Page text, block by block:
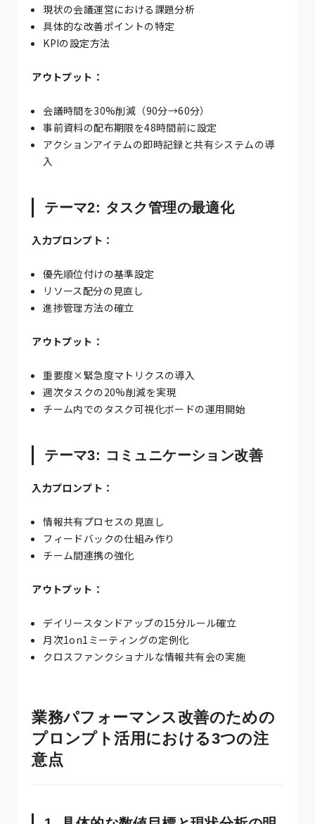
現状の会議運営における課題分析
具体的な改善ポイントの特定
KPIの設定方法
アウトプット：
会議時間を30%削減（90分→60分）
事前資料の配布期限を48時間前に設定
アクションアイテムの即時記録と共有システムの導
入
テーマ2: タスク管理の最適化
入力プロンプト：
優先順位付けの基準設定
リソース配分の見直し
進捗管理方法の確立
アウトプット：
重要度×緊急度マトリクスの導入
週次タスクの20%削減を実現
チーム内でのタスク可視化ボードの運用開始
テーマ3: コミュニケーション改善
入力プロンプト：
情報共有プロセスの見直し
フィードバックの仕組み作り
チーム間連携の強化
アウトプット：
デイリースタンドアップの15分ルール確立
月次1on1ミーティングの定例化
クロスファンクショナルな情報共有会の実施
業務パフォーマンス改善のための
プロンプト活用における3つの注
意点